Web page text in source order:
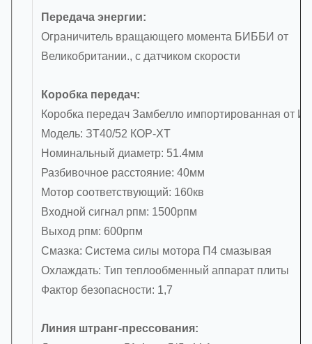
Передача энергии:
Ограничитель вращающего момента БИББИ от
Великобритании., с датчиком скорости
Коробка передач:
Коробка передач Замбелло импортированная от
Модель: ЗТ40/52 КОР-ХТ
Номинальный диаметр: 51.4мм
Разбивочное расстояние: 40мм
Мотор соответствующий: 160кв
Входной сигнал рпм: 1500рпм
Выход рпм: 600рпм
Смазка: Система силы мотора П4 смазывая
Охлаждать: Тип теплообменный аппарат плиты
Фактор безопасности: 1,7
Линия штранг-прессования: